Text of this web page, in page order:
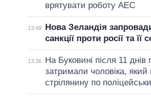
врятувати роботу АЕС
13:49
Нова Зеландія
санкції проти росії та її
13:36
На Буковині після 11 днів
затримали чоловіка,
стрілянину по